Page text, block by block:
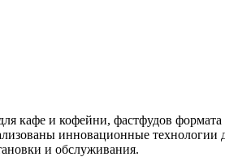
кафе и кофейни, фастфудов
инновационные технологии
и обслуживания.